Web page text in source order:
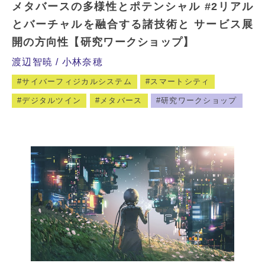
メタバースの多様性とポテンシャル #2リアル
とバーチャルを融合する諸技術と サービス展
開の方向性【研究ワークショップ】
渡辺智暁 小林奈穂
サイバーフィジカルシステム スマートシティ
デジタルツイン メタバース 研究ワークショップ